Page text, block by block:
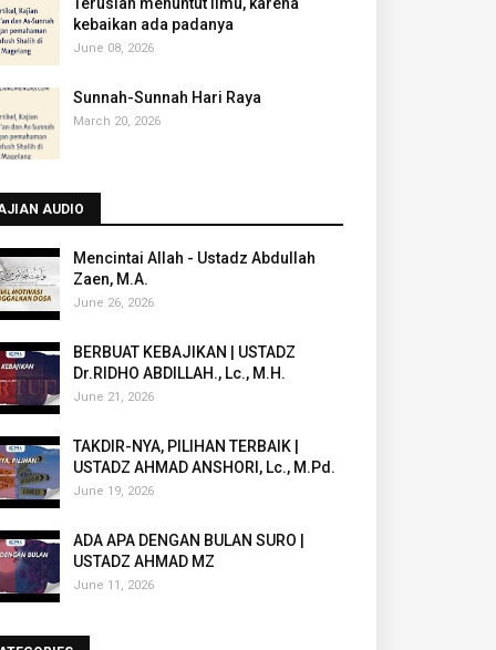
kebaikan ada padanya
June 08, 2026
Sunnah-Sunnah Hari Raya
March 20, 2026
AUDIO
Mencintai Allah - Ustadz Abdullah
Zaen, M.A.
June 26, 2026
BERBUAT KEBAJIKAN | USTADZ
Dr.RIDHO ABDILLAH., Lc., M.H.
June 21, 2026
TAKDIR-NYA, PILIHAN TERBAIK |
USTADZ AHMAD ANSHORI, Lc., M.Pd.
June 19, 2026
ADA APA DENGAN BULAN SURO |
USTADZ AHMAD MZ
June 11, 2026